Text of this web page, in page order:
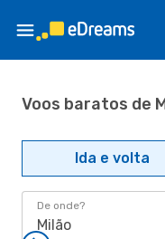
Voos baratos de
Ida e volta
De onde?
Milão